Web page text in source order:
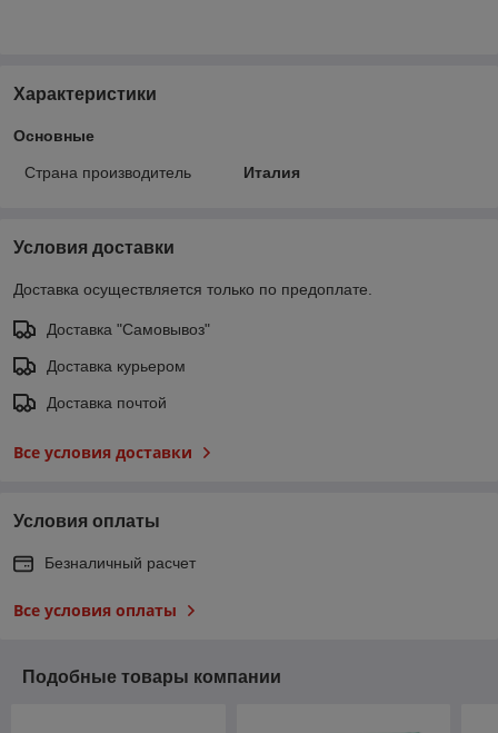
Характеристики
Основные
Страна производитель Италия
Условия доставки
Доставка осуществляется только по предоплате.
Доставка "Самовывоз"
Доставка курьером
Доставка почтой
Все условия доставки
Условия оплаты
Безналичный расчет
Все условия оплаты
Подобные товары компании